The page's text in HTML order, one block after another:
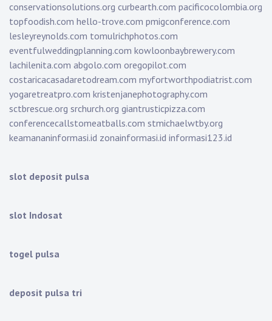
conservationsolutions.org curbearth.com pacificocolombia.org
topfoodish.com hello-trove.com pmigconference.com
lesleyreynolds.com tomulrichphotos.com
eventfulweddingplanning.com kowloonbaybrewery.com
lachilenita.com abgolo.com oregopilot.com
costaricacasadaretodream.com myfortworthpodiatrist.com
yogaretreatpro.com kristenjanephotography.com
sctbrescue.org srchurch.org giantrusticpizza.com
conferencecallstomeatballs.com stmichaelwtby.org
keamananinformasi.id zonainformasi.id informasi123.id
slot deposit pulsa
slot Indosat
togel pulsa
deposit pulsa tri